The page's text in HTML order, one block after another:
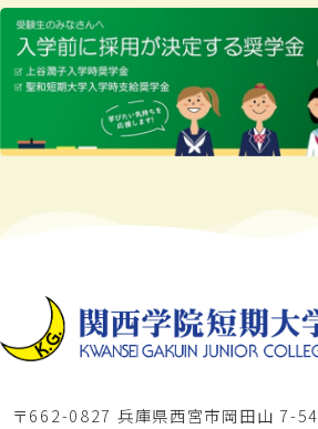
〒662-0827 兵庫県西宮市岡田山 7-54